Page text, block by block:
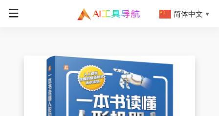
简体中文 ▼